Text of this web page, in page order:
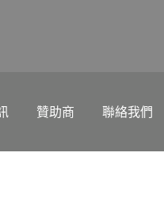
贊助商 聯絡我們